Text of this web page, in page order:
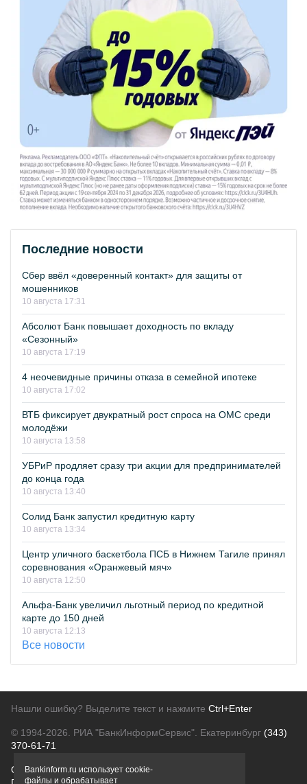
Последние новости
Сбер ввёл «доверенный контакт» для защиты от
мошенников
10 августа 17:31
Абсолют Банк повышает доходность по вкладу
«Сезонный»
10 августа 17:19
4 неочевидные причины отказа в семейной ипотеке
10 августа 17:02
ВТБ фиксирует двукратный рост спроса на ОМС среди
молодёжи
10 августа 13:58
УБРиР продляет сразу три акции для предпринимателей
до конца года
10 августа 13:40
Солид Банк запустил кредитную карту
10 августа 13:34
Центр уличного баскетбола ПСБ в Нижнем Тагиле принял
соревнования «Оранжевый мяч»
10 августа 12:50
Альфа-Банк увеличил льготный период по кредитной
карте до 150 дней
10 августа 12:13
Все новости
Нашли ошибку? Выделите текст и нажмите Ctrl+Enter
© 1994-2026. РИА "БанкИнформСервис". Екатеринбург (343)
370-61-71
О проектеПолитика конфиденциальности
Bankinform.ru использует cookie-
файлы и обрабатывает